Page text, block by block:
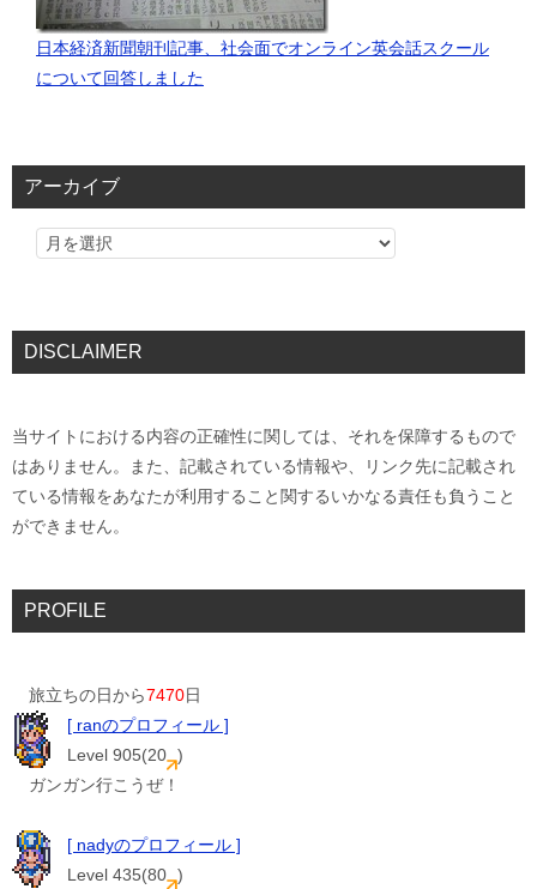
日本経済新聞朝刊記事、社会面でオンライン英会話スクール
について回答しました
アーカイブ
DISCLAIMER
当サイトにおける内容の正確性に関しては、それを保障するもので
はありません。また、記載されている情報や、リンク先に記載され
ている情報をあなたが利用すること関するいかなる責任も負うこと
ができません。
PROFILE
旅立ちの日から7470日
[ ranのプロフィール ]
Level 905(20 )
ガンガン行こうぜ！
[ nadyのプロフィール ]
Level 435(80 )